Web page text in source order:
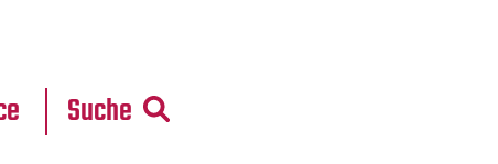
Suche